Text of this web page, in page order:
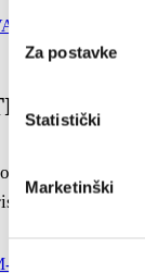
Za postavke
Statistički
Marketinški
zajednica